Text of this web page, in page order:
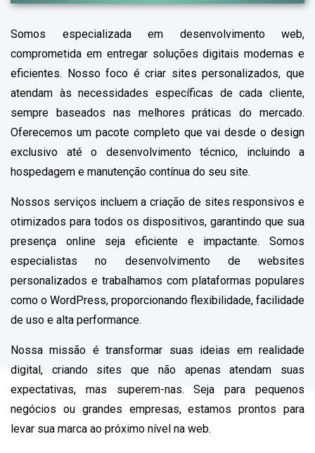
Somos especializada em desenvolvimento web,
comprometida em entregar soluções digitais modernas e
eficientes. Nosso foco é criar sites personalizados, que
atendam às necessidades específicas de cada cliente,
sempre baseados nas melhores práticas do mercado.
Oferecemos um pacote completo que vai desde o design
exclusivo até o desenvolvimento técnico, incluindo a
hospedagem e manutenção contínua do seu site.
Nossos serviços incluem a criação de sites responsivos e
otimizados para todos os dispositivos, garantindo que sua
presença online seja eficiente e impactante. Somos
especialistas no desenvolvimento de websites
personalizados e trabalhamos com plataformas populares
como o WordPress, proporcionando flexibilidade, facilidade
de uso e alta performance.
Nossa missão é transformar suas ideias em realidade
digital, criando sites que não apenas atendam suas
expectativas, mas superem-nas. Seja para pequenos
negócios ou grandes empresas, estamos prontos para
levar sua marca ao próximo nível na web.